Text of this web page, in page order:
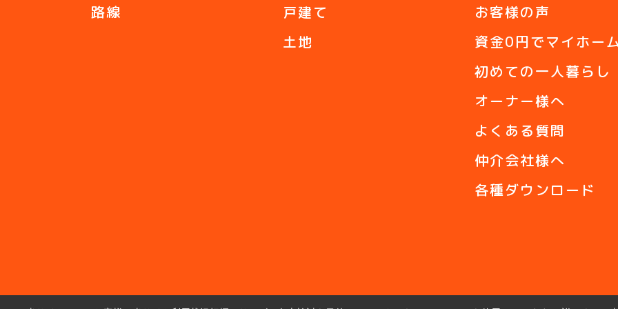
路線
戸建て
土地
お客様の声
資金0円でマイホー
初めての一人暮らし
オーナー様へ
よくある質問
仲介会社様へ
各種ダウンロード